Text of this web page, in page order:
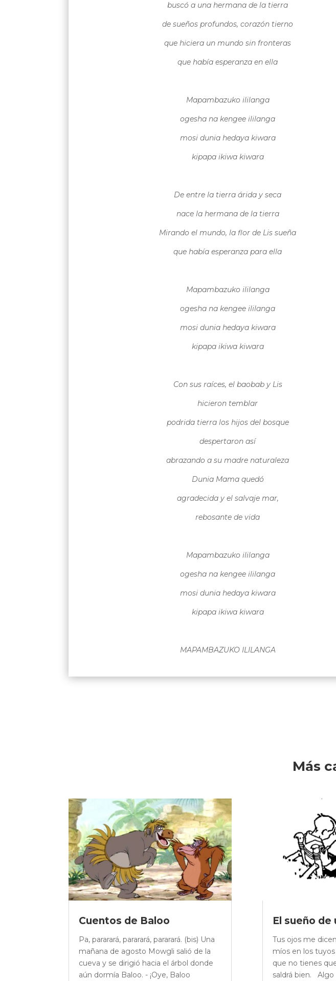
buscó a una hermana de la tierra
de sueños profundos, corazón tierno
que hiciera un mundo sin fronteras
que había esperanza en ella
Mapambazuko ililanga
ogesha na kengee ililanga
mosi dunia hedaya kiwara
kipapa ikiwa kiwara
De entre la tierra árida y seca
nace la hermana de la tierra
Mirando el mundo, la flor de Lis sueña
que había esperanza para ella
Mapambazuko ililanga
ogesha na kengee ililanga
mosi dunia hedaya kiwara
kipapa ikiwa kiwara
Con sus raíces, el baobab y Lis
hicieron temblar
podrida tierra los hijos del bosque
despertaron así
abrazando a su madre naturaleza
Dunia Mama quedó
agradecida y el salvaje mar,
rebosante de vida
Mapambazuko ililanga
ogesha na kengee ililanga
mosi dunia hedaya kiwara
kipapa ikiwa kiwara
MAPAMBAZUKO ILILANGA
Más
Cuentos de Baloo
Pa, pararará, pararará, pararará. (bis) Una
mañana de agosto Mowgli salió de la
cueva y se dirigió hacia el árbol donde
aún dormía Baloo. - ¡Oye, Baloo
El sueño de
Tus ojos me
míos en los
que no tienes
saldrá bien. Algo